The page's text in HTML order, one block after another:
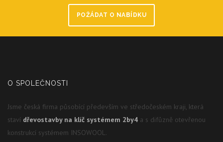
POŽÁDAT O NABÍDKU
O SPOLEČNOSTI
Jsme česká firma působící především ve středočeském kraji, která
staví dřevostavby na klíč systémem 2by4 a s difůzně otevřenou
konstrukcí systémem INSOWOOL.